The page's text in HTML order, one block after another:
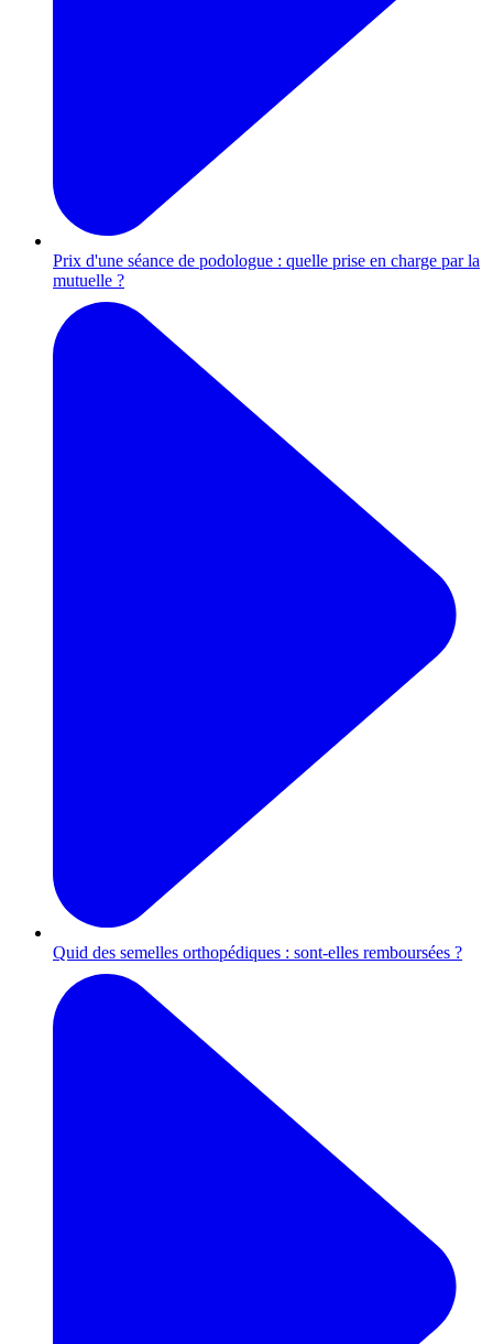
Prix d'une séance de podologue : quelle prise en charge par la
mutuelle ?
Quid des semelles orthopédiques : sont-elles remboursées ?